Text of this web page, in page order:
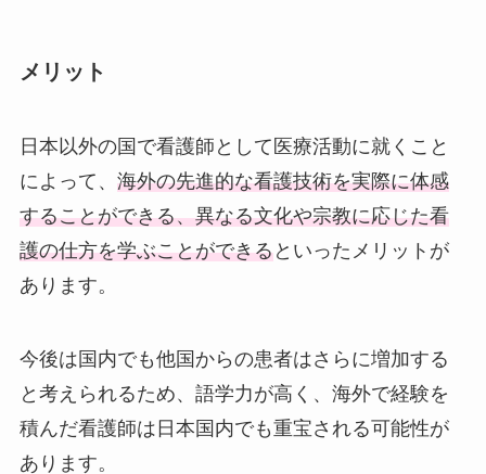
メリット
日本以外の国で看護師として医療活動に就くこと
によって、 海外の先進的な看護技術を実際に体感
することができる、異なる文化や宗教に応じた看
護の仕方を学ぶことができるといったメリットが
あります。
今後は国内でも他国からの患者はさらに増加する
と考えられるため、語学力が高く、海外で経験を
積んだ看護師は日本国内でも重宝される可能性が
あります。